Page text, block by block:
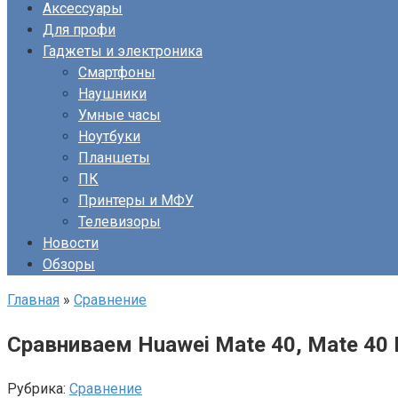
Аксессуары
Для профи
Гаджеты и электроника
Смартфоны
Наушники
Умные часы
Ноутбуки
Планшеты
ПК
Принтеры и МФУ
Телевизоры
Новости
Обзоры
Главная » Сравнение
Сравниваем Huawei Mate 40, Mate 40
Рубрика: Сравнение